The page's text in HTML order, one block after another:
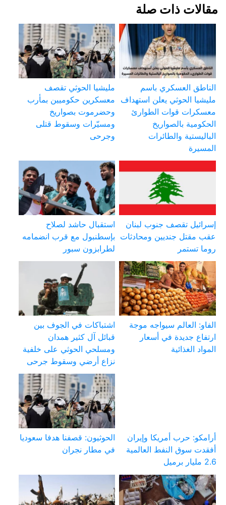
مقالات ذات صلة
الناطق العسكري باسم
مليشيا الحوثي يعلن استهداف
معسكرات قوات الطوارئ
الحكومية بالصواريخ
الباليستية والطائرات
المسيرة
مليشيا الحوثي تقصف
معسكرين حكوميين بمأرب
وحضرموت بصواريخ
ومسيّرات وسقوط قتلى
وجرحى
إسرائيل تقصف جنوب لبنان
عقب مقتل جنديين ومحادثات
روما تستمر
استقبال حاشد لصلاح
بإسطنبول مع قرب انضمامه
لطرابزون سبور
الفاو: العالم سيواجه موجة
ارتفاع جديدة في أسعار
المواد الغذائية
اشتباكات في الجوف بين
قبائل آل كثير همدان
ومسلحي الحوثي على خلفية
نزاع أرضي وسقوط جرحى
أرامكو: حرب أمريكا وإيران
أفقدت سوق النفط العالمية
2.6 مليار برميل
الحوثيون: قصفنا هدفا سعوديا
في مطار نجران